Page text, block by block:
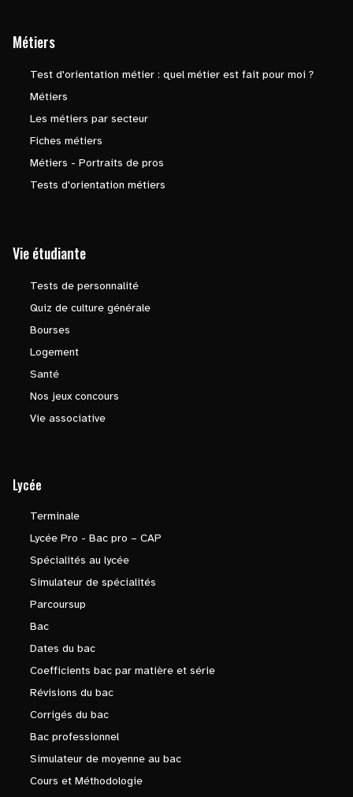
Métiers
Test d'orientation métier : quel métier est fait pour moi ?
Métiers
Les métiers par secteur
Fiches métiers
Métiers - Portraits de pros
Tests d'orientation métiers
Vie étudiante
Tests de personnalité
Quiz de culture générale
Bourses
Logement
Santé
Nos jeux concours
Vie associative
Lycée
Terminale
Lycée Pro - Bac pro – CAP
Spécialités au lycée
Simulateur de spécialités
Parcoursup
Bac
Dates du bac
Coefficients bac par matière et série
Révisions du bac
Corrigés du bac
Bac professionnel
Simulateur de moyenne au bac
Cours et Méthodologie